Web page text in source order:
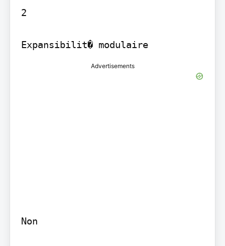
2
Expansibilit� modulaire
Advertisements
Non